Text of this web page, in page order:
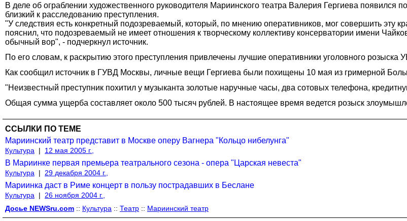
В деле об ограблении художественного руководителя Мариинского театра Валерия Гергиева появился
близкий к расследованию преступления.
"У следствия есть конкретный подозреваемый, который, по мнению оперативников, мог совершить эту
пояснил, что подозреваемый не имеет отношения к творческому коллективу консерватории имени
обычный вор", - подчеркнул источник.
По его словам, к раскрытию этого преступления привлечены лучшие оперативники уголовного
Как сообщил источник в ГУВД Москвы, личные вещи Гергиева были похищены 10 мая из гримерной
"Неизвестный преступник похитил у музыканта золотые наручные часы, два сотовых телефона,
Общая сумма ущерба составляет около 500 тысяч рублей. В настоящее время ведется розыск
ССЫЛКИ ПО ТЕМЕ
Мариинский театр представит в Москве оперу Вагнера "Кольцо нибелунга"
Культура | 12 мая 2005 г.,
В Мариинке первая премьера театрального сезона - опера "Царская невеста"
Культура | 29 декабря 2004 г.,
Мариинка даст в Риме концерт в пользу пострадавших в Беслане
Культура |
26 ноября 2004 г.,
Досье NEWSru.com :: Культура :: Театр :: Мариинский театр